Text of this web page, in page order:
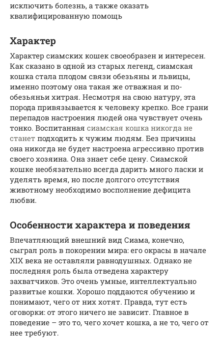
исключить болезнь, а также оказать
квалифицированную помощь
Характер
Характер сиамских кошек своеобразен и интересен.
Как сказано в одной из старых легенд, сиамская
кошка стала плодом связи обезьяны и львицы,
именно поэтому она такая же отважная и по-
обезьяньи хитрая. Несмотря на свою натуру, эта
порода привязывается к человеку крепко. Все грани
перепадов настроения людей она чувствует очень
тонко. Воспитанная сиамская кошка никогда не
станет подходить к чужим людям. Без причины
она никогда не будет настроена агрессивно против
своего хозяина. Она знает себе цену. Сиамской
кошке необязательно всегда дарить много ласки и
уделять время, но после долгого отсутствия
животному необходимо восполнение дефицита
любви.
Особенности характера и поведения
Впечатляющий внешний вид Сиама, конечно,
сыграл роль в покорении мира: его окрасы в начале
XIX века не оставляли равнодушных. Однако не
последняя роль была отведена характеру
захватчиков. Это очень умные, интеллектуально
развитые кошки. Хорошо поддаются обучению и
понимают, чего от них хотят. Правда, тут есть
оговорки: от этого ничего не зависит. Главное в
поведение – это то, чего хочет кошка, а не то, чего от
нее требуют.